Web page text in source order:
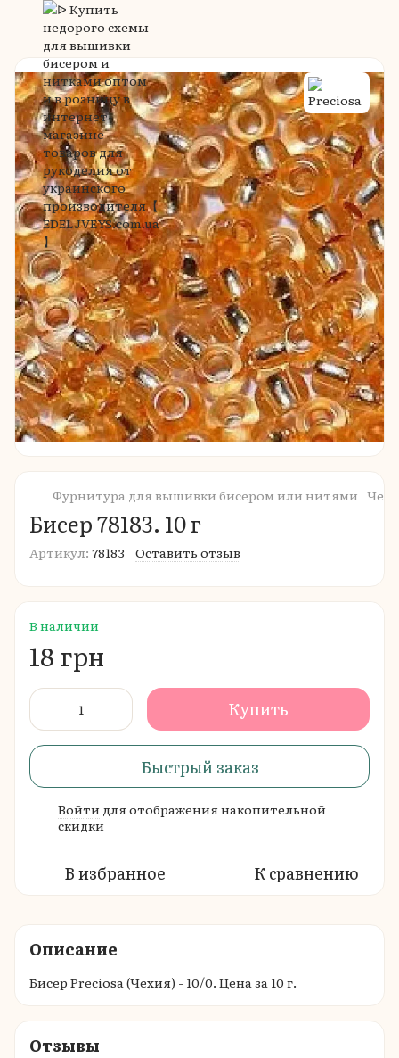
Фурнитура для вышивки бисером или нитями
Бисер 78183. 10 г
Артикул: 78183 Оставить отзыв
В наличии
18 грн
Купить
Быстрый заказ
Войти для отображения накопительной
скидки
В избранное К сравнению
Описание
Бисер Preciosa (Чехия) - 10/0. Цена за 10 г.
Отзывы